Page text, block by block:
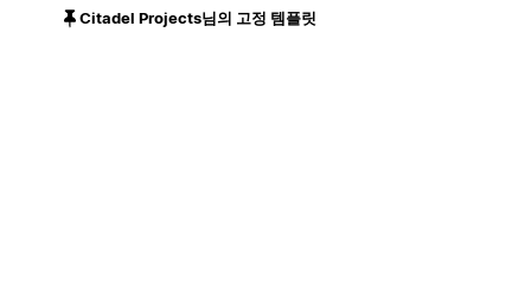
Citadel Projects님의 고정 템플릿